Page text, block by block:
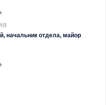
начальник отдела, майор